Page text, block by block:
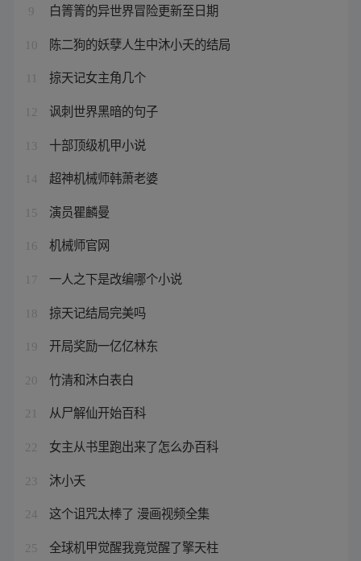
9 白箐箐的异世界冒险更新至日期
10 陈二狗的妖孽人生中沐小夭的结局
掠天记女主角几个
12 讽刺世界黑暗的句子
13 十部顶级机甲小说
14 超神机械师韩萧老婆
15 演员瞿麟曼
16 机械师官网
17 一人之下是改编哪个小说
18 掠天记结局完美吗
19 开局奖励一亿亿林东
20 竹清和沐白表白
21 从尸解仙开始百科
22 女主从书里跑出来了怎么办百科
23 沐小夭
24 这个诅咒太棒了 漫画视频全集
25 全球机甲觉醒我竟觉醒了擎天柱